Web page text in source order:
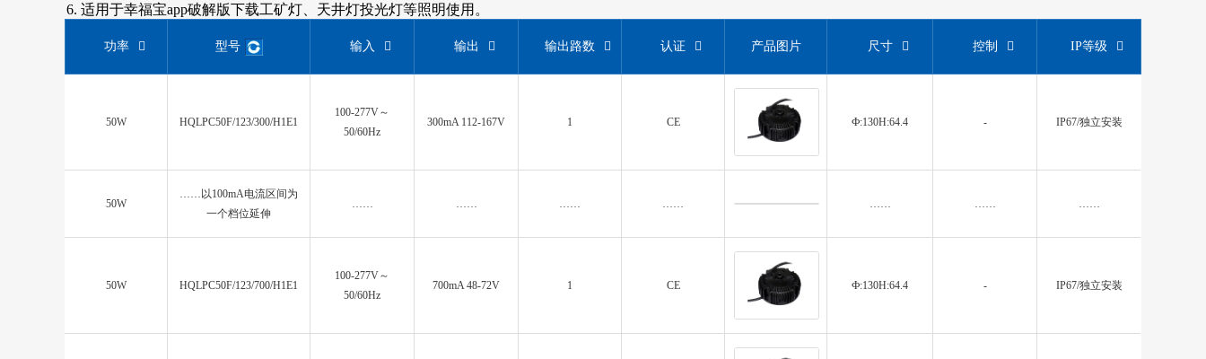
6. 适用于幸福宝app破解版下载工矿灯、天井灯投光灯等照明使用。
功率 型号 输入 输出 输出路数 认证 产品图片 尺寸 控制 IP等级
50W HQLPC50F/123/300/H1E1
100-277V～
50/60Hz
300mA 112-167V 1 CE Ф:130H:64.4 - IP67/独立安装
50W
……以100mA电流区间为
一个档位延伸
…… …… …… …… …… …… ……
50W HQLPC50F/123/700/H1E1
100-277V～
50/60Hz
700mA 48-72V 1 CE Ф:130H:64.4 - IP67/独立安装